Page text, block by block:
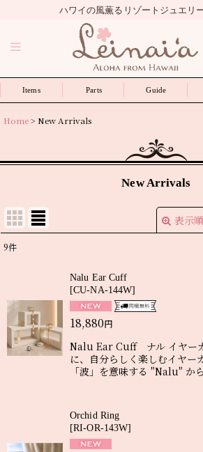
ハワイの風薫るリゾートジュエリ
Items Parts Guide
Home> New Arrivals
New Arrivals
表示
並び順:
9件
Nalu Ear Cuff
[CU-NA-144W]
18,880円
Nalu Ear Cuff ナル イヤー
に、自分らしく楽しむイヤ
「波」を意味する "Nalu" か
Orchid Ring
[RI-OR-143W]